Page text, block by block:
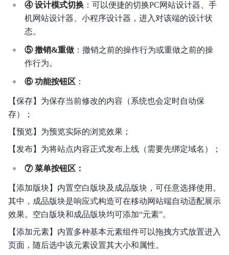
④ 设计模式切换 ：可以便捷的切换PC网站设计器、手
机网站设计器、小程序设计器，进入对该端的设计状
态。
⑤ 撤销&重做 ：撤销之前的操作行为或重做之前的操
作行为。
⑥ 功能按钮区 ：
【保存】为保存当前修改的内容（系统也会定时自动保
存）；
【预览】为预览实际的浏览效果；
【发布】为将站点内容正式发布上线（需要先绑定域名）；
⑦ 菜单按钮区：
【添加版块】内置空白版块及成品版块，可任意选择使用。
其中，成品版块是响应式构造可在移动网站端自动适配展示
效果。空白版块和成品版块均可添加“元素”。
【添加元素】内置多种基本元素组件可以拖拽方式放置进入
页面，随后选中该元素设置其大小和属性。